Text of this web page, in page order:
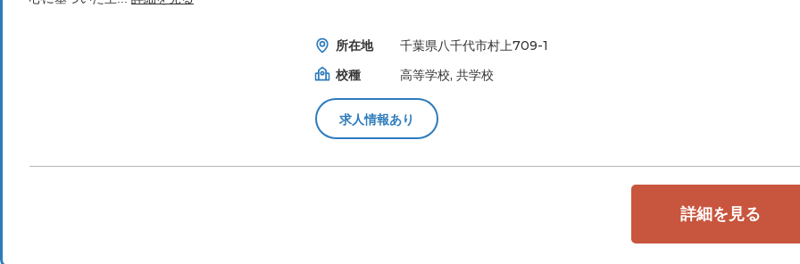
所在地
千葉県八千代市村上709-1
校種
高等学校, 共学校
求人情報あり
詳細を見る